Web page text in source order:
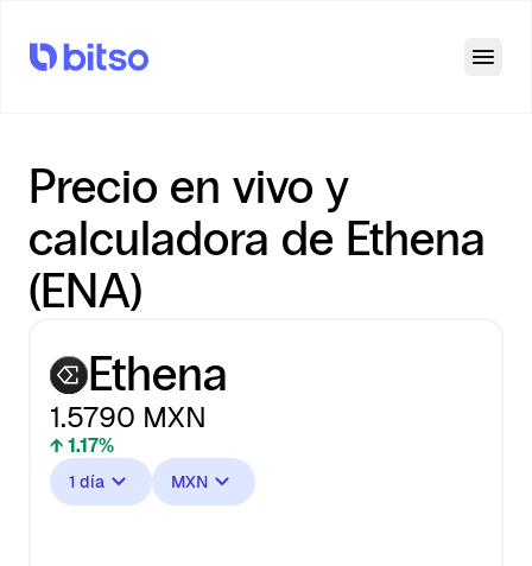
Precio en vivo y
calculadora de Ethena
(ENA)
Ethena
1.5790 MXN
↑ 1.17%
1 día MXN